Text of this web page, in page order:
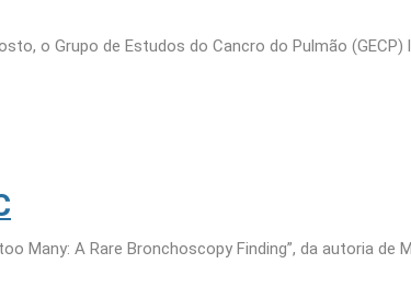
o Grupo de Estudos do Cancro do Pulmão
A Rare Bronchoscopy Finding”, da autoria de